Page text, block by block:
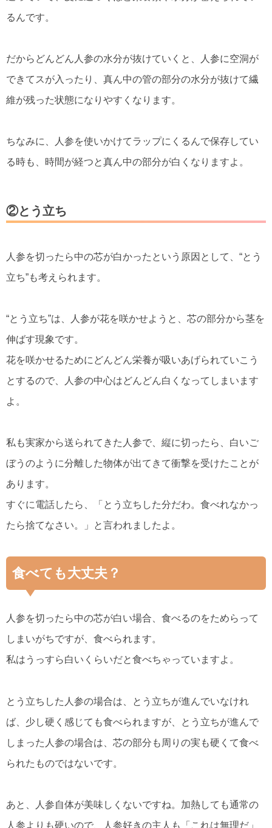
るんです。
だからどんどん人参の水分が抜けていくと、人参に空洞が
できてスが入ったり、真ん中の管の部分の水分が抜けて繊
維が残った状態になりやすくなります。
ちなみに、人参を使いかけてラップにくるんで保存してい
る時も、時間が経つと真ん中の部分が白くなりますよ。
②とう立ち
人参を切ったら中の芯が白かったという原因として、“とう
立ち”も考えられます。
“とう立ち”は、人参が花を咲かせようと、芯の部分から茎を
伸ばす現象です。
花を咲かせるためにどんどん栄養が吸いあげられていこう
とするので、人参の中心はどんどん白くなってしまいます
よ。
私も実家から送られてきた人参で、縦に切ったら、白いご
ぼうのように分離した物体が出てきて衝撃を受けたことが
あります。
すぐに電話したら、「とう立ちした分だわ。食べれなかっ
たら捨てなさい。」と言われましたよ。
食べても大丈夫？
人参を切ったら中の芯が白い場合、食べるのをためらって
しまいがちですが、食べられます。
私はうっすら白いくらいだと食べちゃっていますよ。
とう立ちした人参の場合は、とう立ちが進んでいなけれ
ば、少し硬く感じても食べられますが、とう立ちが進んで
しまった人参の場合は、芯の部分も周りの実も硬くて食べ
られたものではないです。
あと、人参自体が美味しくないですね。加熱しても通常の
人参よりも硬いので、人参好きの主人も「これは無理だ」